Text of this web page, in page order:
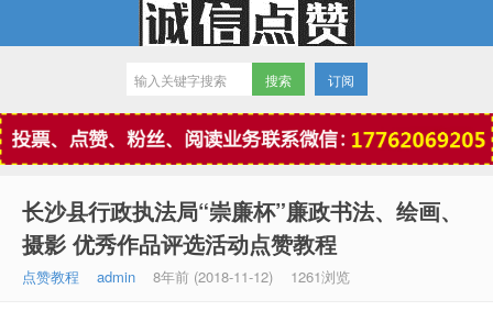
微信点赞
订阅
长沙县行政执法局“崇廉杯”廉政书法、绘画、
摄影 优秀作品评选活动点赞教程
点赞教程 admin 8年前 (2018-11-12) 1261浏览